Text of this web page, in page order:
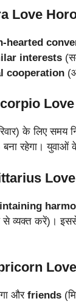
Love
hearted
interests
cooperation
के लिए समय
बना रहेगा। युवाओं
व्यक्त करें)।
और friends